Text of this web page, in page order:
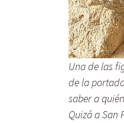
Una de las
de la
saber a
Quizá a San